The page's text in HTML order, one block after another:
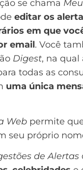
se chama
editar os
em que
email. Você
Digest, na qual
todas as
uma única
Web permite
seu próprio
de Alertas